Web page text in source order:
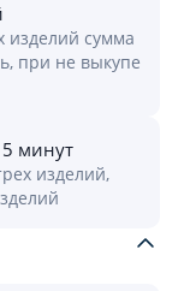
изделий сумма
при не выкупе
минут
изделий,